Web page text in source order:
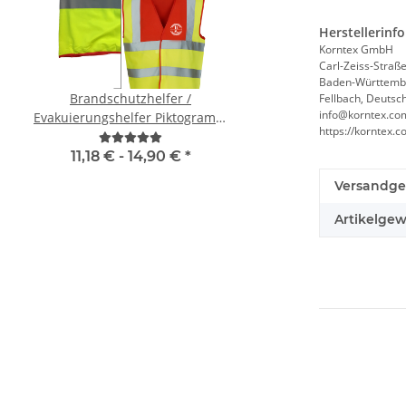
Korntex GmbH
Carl-Zeiss-
Baden-
Fellbach,
https://
Brandschutzhelfer /
Evakuierungshelfer Piktogramm
Weste rot/gelb S-3XL
11,18 € - 14,90 € *
YOKO Executive
Paramedic Grün mit
Taschen und